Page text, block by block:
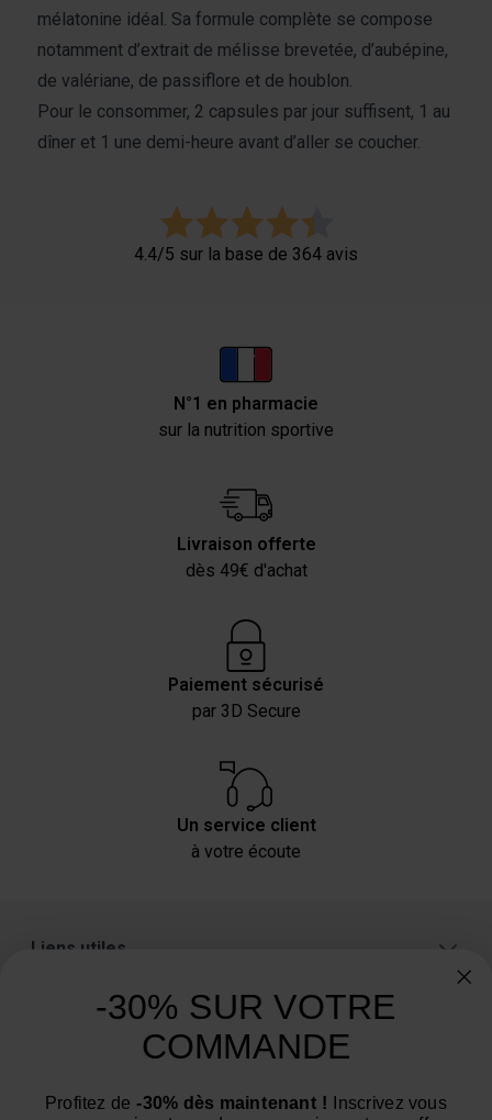
mélatonine idéal. Sa formule complète se compose
notamment d’extrait de mélisse brevetée, d’aubépine,
de valériane, de passiflore et de houblon.
Pour le consommer, 2 capsules par jour suffisent, 1 au
dîner et 1 une demi-heure avant d’aller se coucher.
4.4/5 sur la base de 364 avis
N°1 en pharmacie
sur la nutrition sportive
Livraison offerte
dès 49€ d'achat
Paiement sécurisé
par 3D Secure
Un service client
à votre écoute
Liens utiles
-30% SUR VOTRE
COMMANDE
Profitez de -30% dès maintenant ! Inscrivez vous